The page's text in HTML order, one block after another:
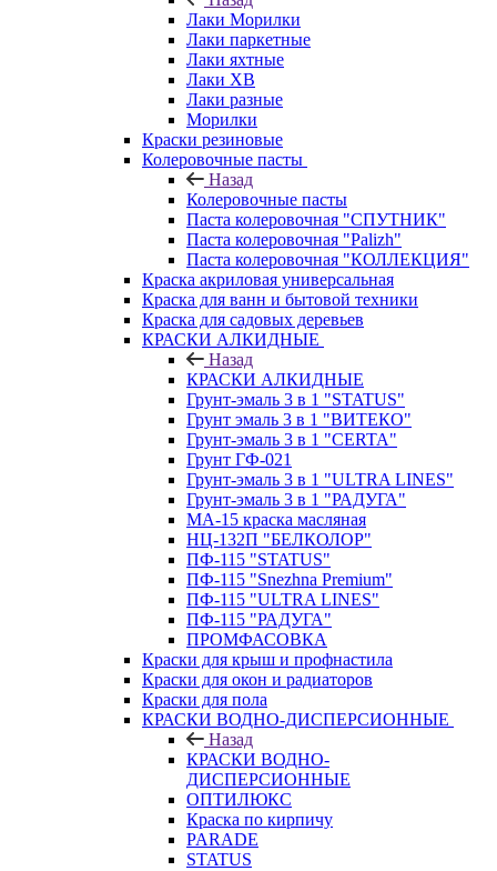
Лаки Морилки
Лаки паркетные
Лаки яхтные
Лаки ХВ
Лаки разные
Морилки
Краски резиновые
Колеровочные пасты
Назад
Колеровочные пасты
Паста колеровочная "СПУТНИК"
Паста колеровочная "Palizh"
Паста колеровочная "КОЛЛЕКЦИЯ"
Краска акриловая универсальная
Краска для ванн и бытовой техники
Краска для садовых деревьев
КРАСКИ АЛКИДНЫЕ
Назад
КРАСКИ АЛКИДНЫЕ
Грунт-эмаль 3 в 1 "STATUS"
Грунт эмаль 3 в 1 "ВИТЕКО"
Грунт-эмаль 3 в 1 "CERTA"
Грунт ГФ-021
Грунт-эмаль 3 в 1 "ULTRA LINES"
Грунт-эмаль 3 в 1 "РАДУГА"
МА-15 краска масляная
НЦ-132П "БЕЛКОЛОР"
ПФ-115 "STATUS"
ПФ-115 "Snezhna Premium"
ПФ-115 "ULTRA LINES"
ПФ-115 "РАДУГА"
ПРОМФАСОВКА
Краски для крыш и профнастила
Краски для окон и радиаторов
Краски для пола
КРАСКИ ВОДНО-ДИСПЕРСИОННЫЕ
Назад
КРАСКИ ВОДНО-
ДИСПЕРСИОННЫЕ
ОПТИЛЮКС
Краска по кирпичу
PARADE
STATUS